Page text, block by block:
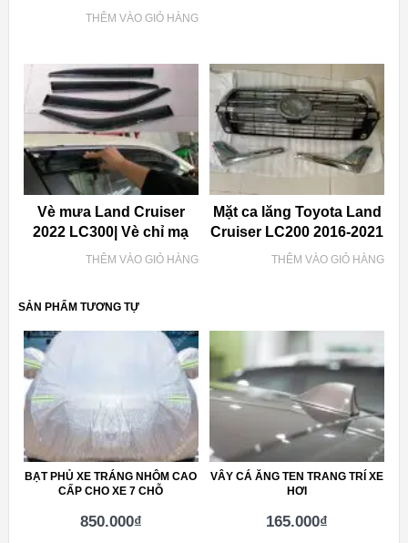
THÊM VÀO GIỎ HÀNG
Vè mưa Land Cruiser
2022 LC300| Vè chỉ mạ
THÊM VÀO GIỎ HÀNG
Mặt ca lăng Toyota Land
Cruiser LC200 2016-2021
THÊM VÀO GIỎ HÀNG
SẢN PHẨM TƯƠNG TỰ
BẠT PHỦ XE TRÁNG NHÔM CAO
CẤP CHO XE 7 CHỖ
850.000₫
VÂY CÁ ĂNG TEN TRANG TRÍ XE
HƠI
165.000₫